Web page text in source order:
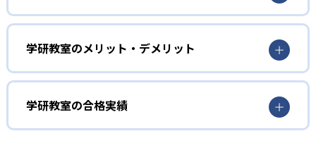
学研教室は、0･1･2歳から高校生までを対象として個別指導
解度を最優先して学習を進める「無学年方式」を採用して
いることが特徴だ。この「無学年方式」では、生徒が個々
のペースで学習することができるため、一度立ち止まって
わからないところをしっかり学習したり、余裕がある場合
はどんどん先取り学習を進めたりすることも可能である。
02
勉強全体の底力を上げたい人向け
学研教室は、生徒の「わかった！」を重視する形で個別指
導を行っている。無理なく学習を進められるよう「無学年
方式」を採用しており、わからない問題がある場合は立ち
知識の量などで測りやすい「見える力」だけでなく、学習
学研教室のメリット・デメリット
学研教室の合格実績